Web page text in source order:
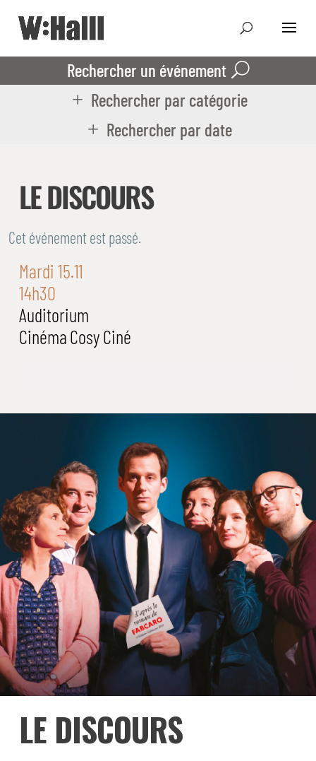
Rechercher un événement
Rechercher par catégorie
Rechercher par date
LE DISCOURS
Cet événement est passé.
Mardi 15.11
14h30
Auditorium
CinémaCosy Ciné
LE DISCOURS